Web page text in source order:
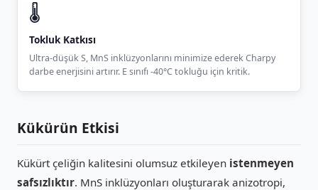
🌡️
Tokluk Katkısı
Ultra-düşük S, MnS inklüzyonlarını minimize ederek Charpy
darbe enerjisini artırır. E sınıfı -40°C tokluğu için kritik.
Kükürün Etkisi
Kükürt çeliğin kalitesini olumsuz etkileyen istenmeyen
safsızlıktır. MnS inklüzyonları oluşturarak anizotropi,